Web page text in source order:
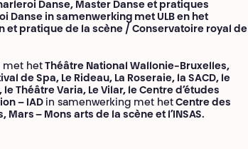
Danse, Master Danse et pratiques
Danse in samenwerking met ULB en het
et pratique de la scène / Conservatoire royal de
met het Théâtre National Wallonie-Bruxelles,
de Spa, Le Rideau, La Roseraie, la SACD, le
Théâtre Varia, Le Vilar, le Centre d’études
– IAD in samenwerking met het Centre des
– Mons arts de la scène et l’INSAS.